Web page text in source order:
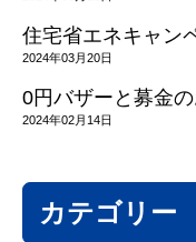
住宅省エネキャン
2024年03月20日
0円バザーと募金
2024年02月14日
カテゴリー